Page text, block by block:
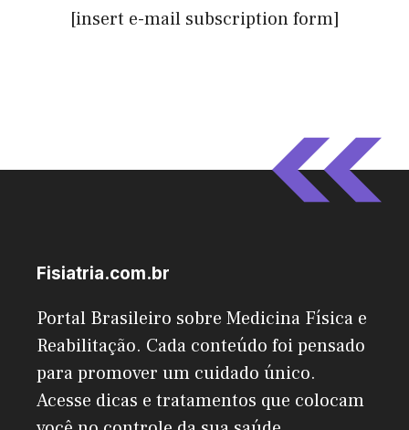
[insert e-mail subscription form]
Fisiatria.com.br
Portal Brasileiro sobre Medicina Física e
Reabilitação. Cada conteúdo foi pensado
para promover um cuidado único.
Acesse dicas e tratamentos que colocam